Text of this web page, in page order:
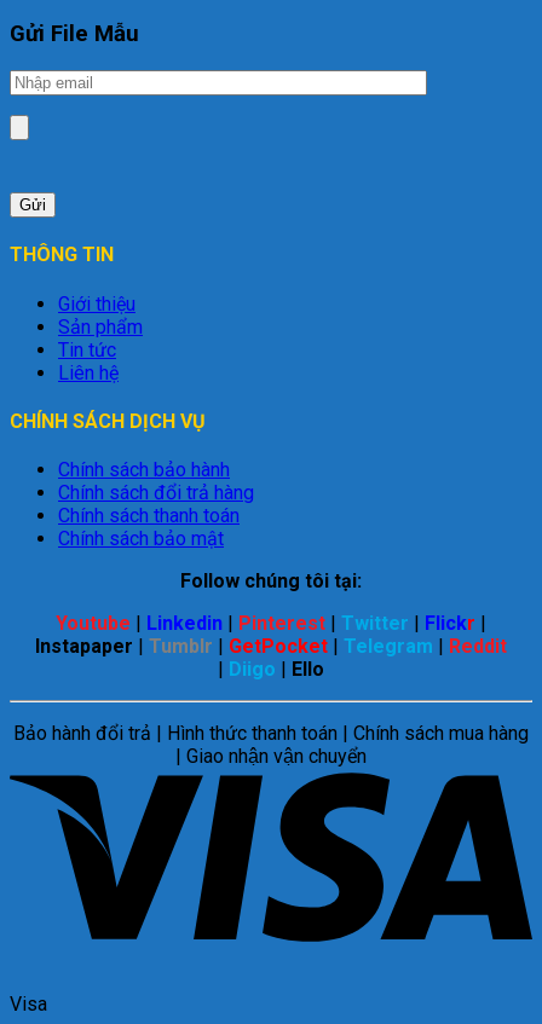
Gửi File Mẫu
THÔNG TIN
Giới thiệu
Sản phẩm
Tin tức
Liên hệ
CHÍNH SÁCH DỊCH VỤ
Chính sách bảo hành
Chính sách đổi trả hàng
Chính sách thanh toán
Chính sách bảo mật
Follow chúng tôi tại:
Youtube | Linkedin | Pinterest | Twitter | Flickr |
Instapaper | Tumblr | GetPocket | Telegram | Reddit
| Diigo | Ello
Bảo hành đổi trả | Hình thức thanh toán | Chính sách mua hàng
| Giao nhận vận chuyển
Visa